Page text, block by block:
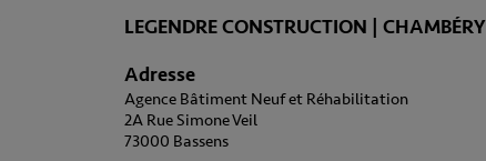
LEGENDRE CONSTRUCTION | CHAMBÉRY
Adresse
Agence Bâtiment Neuf et Réhabilitation
2A Rue Simone Veil
73000 Bassens